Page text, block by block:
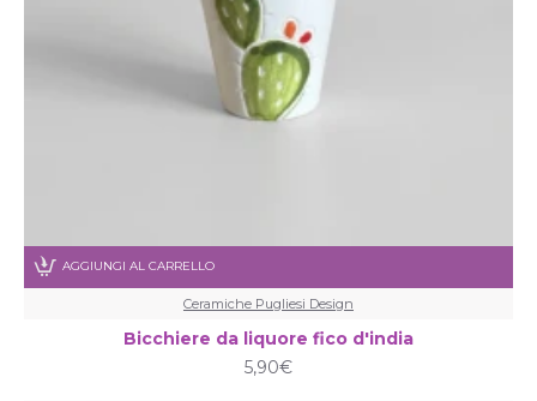
Ceramiche Pugliesi Design
Bicchiere da liquore fico d'india
5,90€
AGGIUNGI AL CARRELLO